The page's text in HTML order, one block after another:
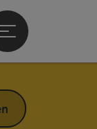
Hauptmenü öffnen